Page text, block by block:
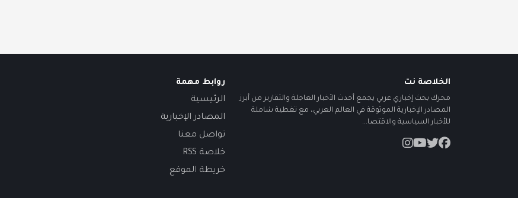
الخلاصة نت
محرك بحث إخباري عربي يجمع أحدث الأخبار العاجلة والتقارير من أبرز
المصادر الإخبارية الموثوقة في العالم العربي، مع تغطية شاملة
للأخبار السياسية والاقتصا...
روابط مهمة
الرئيسية
المصادر الإخبارية
تواصل معنا
خلاصة RSS
خريطة الموقع